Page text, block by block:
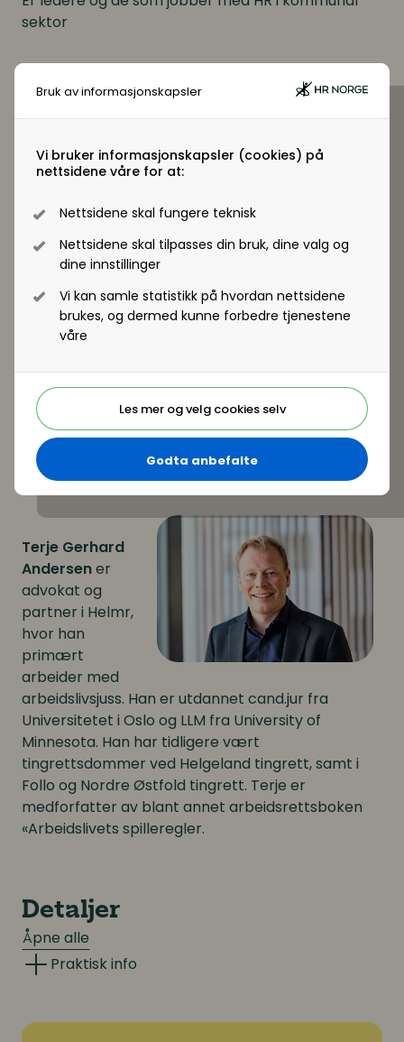
Bruk av informasjonskapsler
Vi bruker informasjonskapsler (cookies) på
nettsidene våre for at:
Nettsidene skal fungere teknisk
Nettsidene skal tilpasses din bruk, dine valg og
dine innstillinger
Vi kan samle statistikk på hvordan nettsidene
brukes, og dermed kunne forbedre tjenestene
våre
Les mer og velg cookies selv
Godta anbefalte
sektor
Kursholder
Thomas
Braut
advokat og
Advokatfirmaet Helmr, hvor han hovedsakelig
arbeider med arbeidsrett og tilgrensende
rettsområder. Han har tidligere vært
Thomas medforfatter av blant annet
arbeidsrettsboken ”Arbeidslivets spilleregler”
Terje Gerhard
Andersener
advokat og
partner i Helmr,
hvor han
primært
arbeider med
arbeidslivsjuss. Han er utdannet cand.jur fra
Universitetet i Oslo og LLM fra University of
Minnesota. Han har tidligere vært
tingrettsdommer ved Helgeland tingrett, samt i
Follo og Nordre Østfold tingrett. Terje er
medforfatter av blant annet arbeidsrettsboken
«Arbeidslivets spilleregler.
Detaljer
Åpne alle
Praktisk info